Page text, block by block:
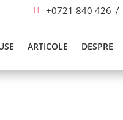
+0721 840 426
ARTICOLE DESPRE